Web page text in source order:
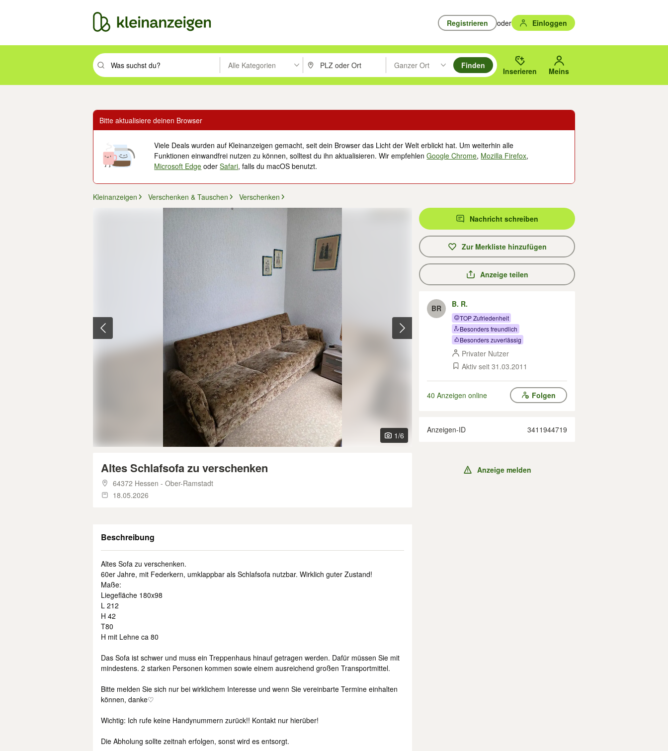
Registrieren oder Einloggen
Suchbegriff eingeben. Eingabetaste drücken um zu suchen, oder Vorschläge mit den Pfeiltasten nach oben/unten durchsuchen und mit Eingabetaste auswählen.
Alle Kategorien PLZ oder Ort eingeben. Eingabetaste drücken um zu suchen, oder Vorschläge mit den Pfeiltasten nach oben/
Ganzer Ort
Suche im Umkreis des gewählten Orts oder PLZ.
Finden
Inserieren Meins
Bitte aktualisiere deinen Browser
Viele Deals wurden auf Kleinanzeigen gemacht, seit dein Browser das Licht der Welt erblickt hat. Um weiterhin alle
Funktionen einwandfrei nutzen zu können, solltest du ihn aktualisieren. Wir empfehlenGoogle Chrome, Mozilla Firefox,
Microsoft Edge oderSafari, falls du macOS benutzt.
Kleinanzeigen Verschenken & Tauschen Verschenken
1/6
Altes Schlafsofa zu verschenken
64372 Hessen - Ober-Ramstadt
18.05.2026
Beschreibung
Altes Sofa zu verschenken.
60er Jahre, mit Federkern, umklappbar als Schlafsofa nutzbar. Wirklich guter Zustand!
Maße:
Liegefläche 180x98
L 212
H 42
T80
H mit Lehne ca 80
Das Sofa ist schwer und muss ein Treppenhaus hinauf getragen werden. Dafür müssen Sie mit
mindestens. 2 starken Personen kommen sowie einem ausreichend großen Transportmittel.
Bitte melden Sie sich nur bei wirklichem Interesse und wenn Sie vereinbarte Termine einhalten
können, danke♡
Wichtig: Ich rufe keine Handynummern zurück!! Kontakt nur hierüber!
Die Abholung sollte zeitnah erfolgen, sonst wird es entsorgt.
Nachricht schreiben
Zur Merkliste hinzufügen
Anzeige teilen
BR B. R.
TOP Zufriedenheit
Besonders freundlich
Besonders zuverlässig
Privater Nutzer
Aktiv seit 31.03.2011
40 Anzeigen online Folgen
Anzeigen-ID 3411944719
Anzeige melden